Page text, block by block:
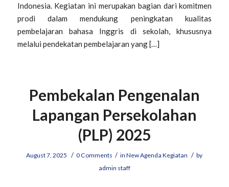
Indonesia. Kegiatan ini merupakan bagian dari komitmen
prodi dalam mendukung peningkatan kualitas
pembelajaran bahasa Inggris di sekolah, khususnya
melalui pendekatan pembelajaran yang […]
Pembekalan Pengenalan
Lapangan Persekolahan
(PLP) 2025
August 7, 2025 / 0 Comments / inNew Agenda Kegiatan / by
admin staff